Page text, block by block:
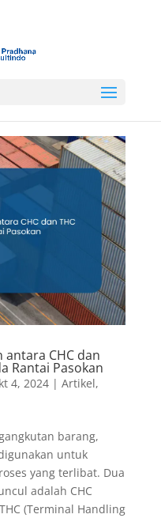
CHC dan
Rantai Pasokan
4, 2024| Artikel,
barang,
untuk
yang terlibat. Dua
adalah CHC
(Terminal Handling